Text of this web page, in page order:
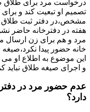
درخواست مرد برای طلاق
تصمیم او تبعیت کند و
مشخص،در دفتر ثبت
هفته در دفترخانه حاضر
مرد و هم برای زن ارسال
خانه حضور پیدا
این موضوع به اطلاع او
و اجرای صیغه طلاق نباید
عدم حضور مرد در
دارد؟